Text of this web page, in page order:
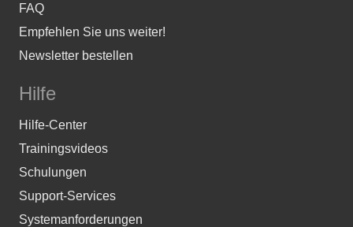
FAQ
Empfehlen Sie uns weiter!
Newsletter bestellen
Hilfe
Hilfe-Center
Trainingsvideos
Schulungen
Support-Services
Systemanforderungen